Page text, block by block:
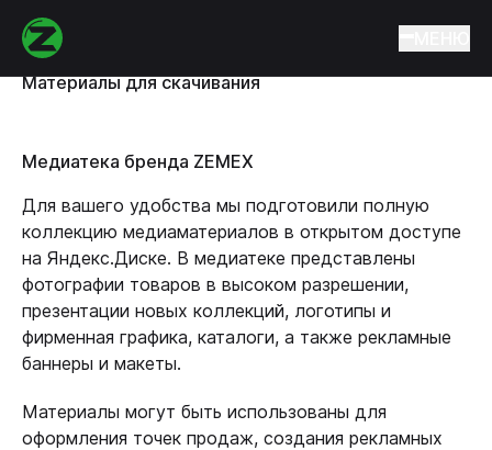
Главная
Материалы для скачивания
Медиатека бренда ZEMEX
Для вашего удобства мы подготовили полную
коллекцию медиаматериалов в открытом доступе
на Яндекс.Диске. В медиатеке представлены
фотографии товаров в высоком разрешении,
презентации новых коллекций, логотипы и
фирменная графика, каталоги, а также рекламные
баннеры и макеты.
Материалы могут быть использованы для
оформления точек продаж, создания рекламных